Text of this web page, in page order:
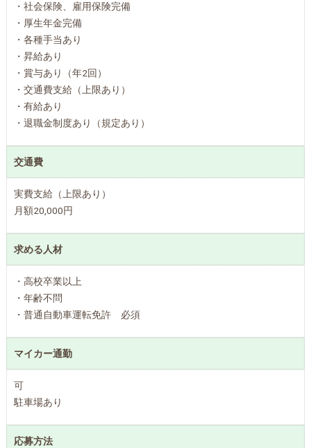
・社会保険、雇用保険完備
・厚生年金完備
・各種手当あり
・昇給あり
・賞与あり（年2回）
・交通費支給（上限あり）
・有給あり
・退職金制度あり（規定あり）
交通費
実費支給（上限あり）
月額20,000円
求める人材
・高校卒業以上
・年齢不問
・普通自動車運転免許 必須
マイカー通勤
可
駐車場あり
応募方法